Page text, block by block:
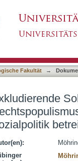
er noch
Fakultät →